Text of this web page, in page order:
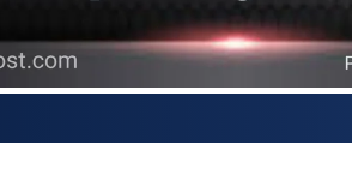
Pengamanan Konvoi Kemenangan
Persib, Imbau Bobotoh Jaga
Ketertiban